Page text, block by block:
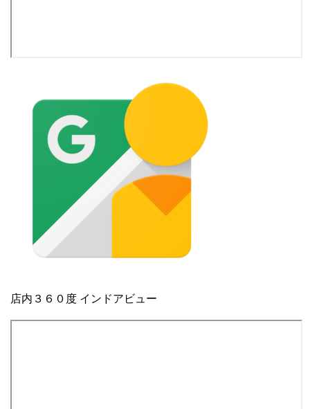
店内３６０度 インドアビュー